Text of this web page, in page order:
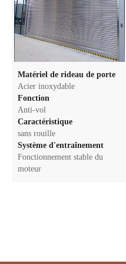
Matériel de rideau de porte
Acier inoxydable
Fonction
Anti-vol
Caractéristique
sans rouille
Système d'entraînement
Fonctionnement stable du
moteur